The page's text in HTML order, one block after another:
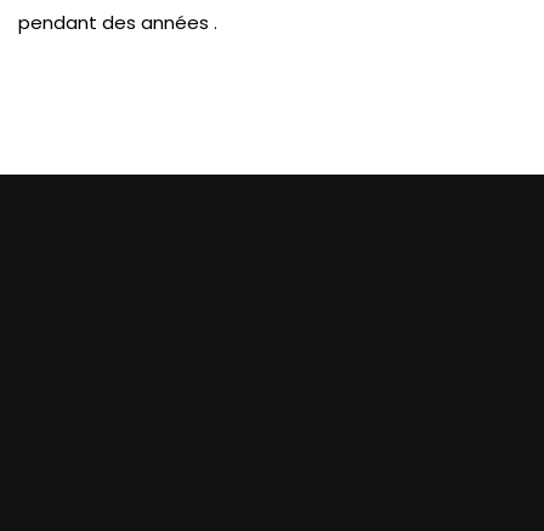
pendant des années .